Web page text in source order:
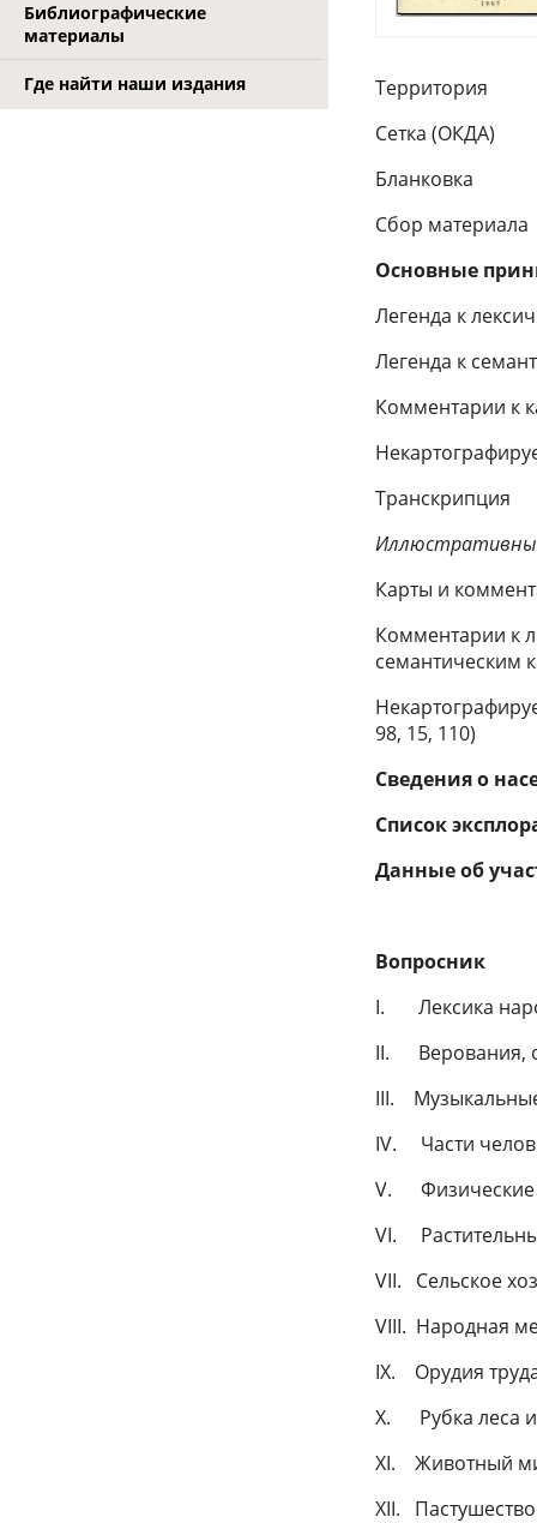
Библиографические
материалы
Где найти наши издания
Территория
Сетка (ОКДА)
Бланковка
Сбор материала
Основные
Легенда к
Легенда к
Комментарии к
Транскрипция
Карты и
Комментарии к
семантическим
98, 15, 110)
Сведения о
Список
Данные об
Вопросник
I. Лексика
II. Верования,
III.
IV. Части
V. Физические
VI.
VII. Сельское
VIII. Народная
IX. Орудия
X. Рубка леса и
XI. Животный
XII. Пастушество